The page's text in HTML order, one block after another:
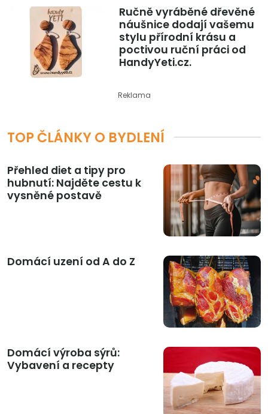
Ručně vyráběné dřevěné
náušnice dodají vašemu
stylu přírodní krásu a
poctivou ruční práci od
HandyYeti.cz.
Reklama
TOP ČLÁNKY O BYDLENÍ
Přehled diet a tipy pro
hubnutí: Najděte cestu k
vysněné postavě
Domácí uzení od A do Z
Domácí výroba sýrů:
Vybavení a recepty